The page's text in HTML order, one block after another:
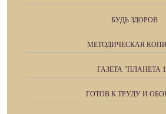
БУДЬ ЗДОРОВ
МЕТОДИЧЕСКАЯ
ГАЗЕТА "ПЛАНЕТА
ГОТОВ К ТРУДУ И